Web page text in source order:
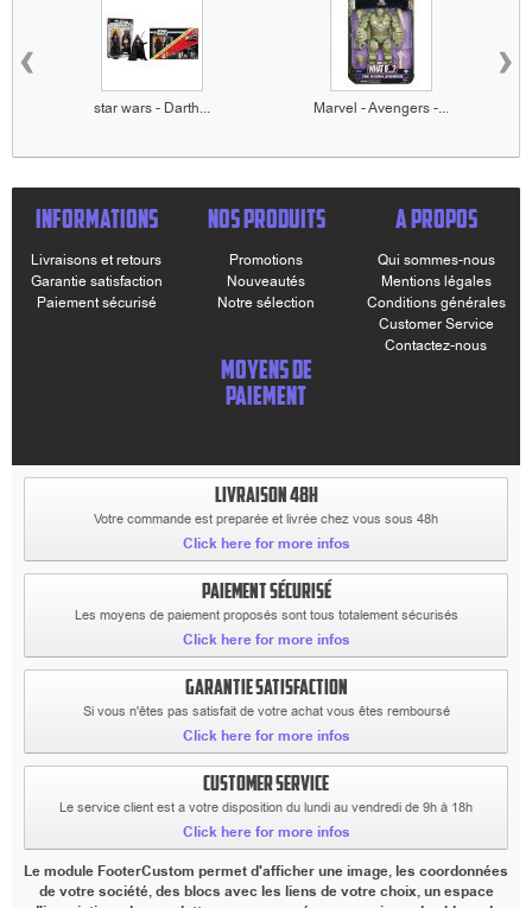
star wars - Darth... Marvel - Avengers -...
‹ ›
INFORMATIONS
Livraisons et retours
Garantie satisfaction
Paiement sécurisé
NOS PRODUITS
Promotions
Nouveautés
Notre sélection
A PROPOS
Qui sommes-nous
Mentions légales
Conditions générales
Customer Service
Contactez-nous
MOYENS DE
PAIEMENT
LIVRAISON 48H
Votre commande est preparée et livrée chez vous sous 48h
Click here for more infos
PAIEMENT SÉCURISÉ
Les moyens de paiement proposés sont tous totalement sécurisés
Click here for more infos
GARANTIE SATISFACTION
Si vous n'êtes pas satisfait de votre achat vous êtes remboursé
Click here for more infos
CUSTOMER SERVICE
Le service client est a votre disposition du lundi au vendredi de 9h à 18h
Click here for more infos
Le module FooterCustom permet d'afficher une image, les coordonnées
de votre société, des blocs avec les liens de votre choix, un espace